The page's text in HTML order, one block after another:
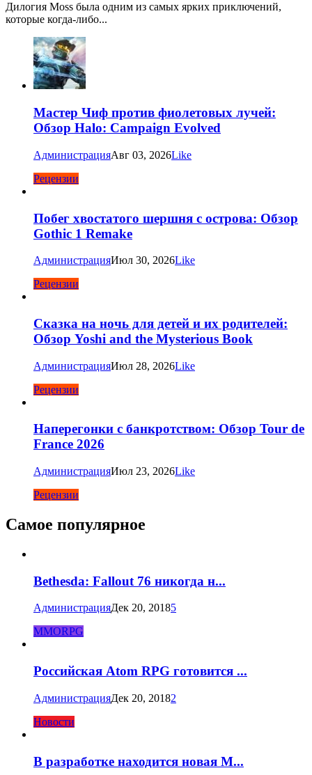
Дилогия Moss была одним из самых ярких приключений,
которые когда-либо...
Мастер Чиф против фиолетовых лучей:
Обзор Halo: Campaign Evolved
АдминистрацияАвг 03, 2026Like
Рецензии
Побег хвостатого шершня с острова: Обзор
Gothic 1 Remake
АдминистрацияИюл 30, 2026Like
Рецензии
Сказка на ночь для детей и их родителей:
Обзор Yoshi and the Mysterious Book
АдминистрацияИюл 28, 2026Like
Рецензии
Наперегонки с банкротством: Обзор Tour de
France 2026
АдминистрацияИюл 23, 2026Like
Рецензии
Самое популярное
Bethesda: Fallout 76 никогда н...
АдминистрацияДек 20, 20185
MMORPG
Российская Atom RPG готовится ...
АдминистрацияДек 20, 20182
Новости
В разработке находится новая M...